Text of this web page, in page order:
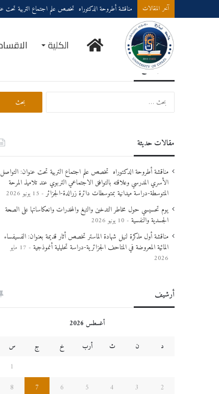
آخر المقالات مناقشة أطروحة الدكتوراه تخصص علم اجتماع التربية تحت
الكلية
بحث في الموقع
مقالات حديثة
مناقشة أطروحة الدكتوراه تخصص علم اجتماع التربية تحت عنوان: التواصل
الأسري المدرسي وعلاقته بالتوافق الاجتماعي التربوي عند تلاميذ المرحة
المتوسطة-دراسة ميدانية بمتوسطات دائرة زرالدة-الجزائر
15 يونيو 2026
يوم تحسيسي حول مخاطر التدخين والتبغ والمخدرات وانعكاساتها على الصحة
الجسدية والنفسية
10 يونيو 2026
مناقشة أول مذكرة لنيل شهادة الماستر تخصص أثار قديمة بعنوان: الفسيفساء
المائية المعروضة في المتاحف الجزائرية-دراسة تحليلية أنموذجية
17 مايو
2026
أرشيف
أغسطس 2026
د
ن ث أرب خ ج
س
1
2
3
4
5
6
7
8